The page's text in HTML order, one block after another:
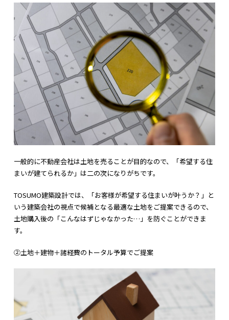
一般的に不動産会社は土地を売ることが目的なので、「希望する住
まいが建てられるか」は二の次になりがちです。
TOSUMO建築設計では、「お客様が希望する住まいが叶うか？」と
いう建築会社の視点で候補となる最適な土地をご提案できるので、
土地購入後の「こんなはずじゃなかった…」を防ぐことができま
す。
②土地＋建物＋諸経費のトータル予算でご提案